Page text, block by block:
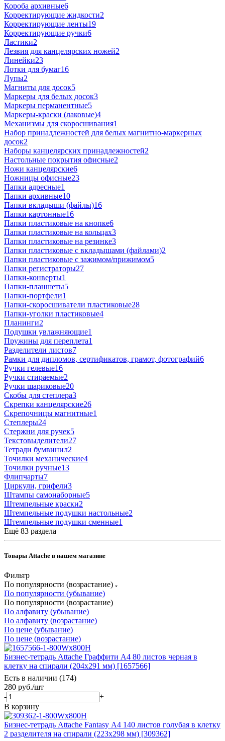
Короба архивные6
Корректирующие жидкости2
Корректирующие ленты19
Корректирующие ручки6
Ластики2
Лезвия для канцелярских ножей2
Линейки23
Лотки для бумаг16
Лупы2
Магниты для досок5
Маркеры для белых досок3
Маркеры перманентные5
Маркеры-краски (лаковые)4
Механизмы для скоросшивания1
Набор принадлежностей для белых магнитно-маркерных
досок2
Наборы канцелярских принадлежностей2
Настольные покрытия офисные2
Ножи канцелярские6
Ножницы офисные23
Папки адресные1
Папки архивные10
Папки вкладыши (файлы)16
Папки картонные16
Папки пластиковые на кнопке6
Папки пластиковые на кольцах3
Папки пластиковые на резинке3
Папки пластиковые с вкладышами (файлами)2
Папки пластиковые с зажимом/прижимом5
Папки регистраторы27
Папки-конверты1
Папки-планшеты5
Папки-портфели1
Папки-скоросшиватели пластиковые28
Папки-уголки пластиковые4
Планинги2
Подушки увлажняющие1
Пружины для переплета1
Разделители листов7
Рамки для дипломов, сертификатов, грамот, фотографий6
Ручки гелевые16
Ручки стираемые2
Ручки шариковые20
Скобы для степлера3
Скрепки канцелярские26
Скрепочницы магнитные1
Степлеры24
Стержни для ручек5
Текстовыделители27
Тетради бумвинил2
Точилки механические4
Точилки ручные13
Флипчарты7
Циркули, грифели3
Штампы самонаборные5
Штемпельные краски2
Штемпельные подушки настольные2
Штемпельные подушки сменные1
Ещё 83 раздела
Товары Attache в нашем магазине
Фильтр
По популярности (возрастание)
По популярности (убывание)
По популярности (возрастание)
По алфавиту (убывание)
По алфавиту (возрастание)
По цене (убывание)
По цене (возрастание)
Бизнес-тетрадь Attache Граффити А4 80 листов черная в
клетку на спирали (204x291 мм) [1657566]
Есть в наличии (174)
280 руб./шт
-
+
В корзину
Бизнес-тетрадь Attache Fantasy А4 140 листов голубая в клетку
2 разделителя на спирали (223х298 мм) [309362]